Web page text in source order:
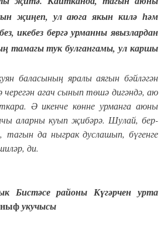
җиңеп, ул аюга якын килә һәм
икебез бергә урманны явызлардан
тамагы тук булгангамы, ул каршы
баласының яралы аягын бәйләгән
агач сынып төшә дигәндә, аю
Ә икенче көнне урманга аюны
аларны куып җибәрә. Шулай, бер-
тагын да ныграк дуслашып, бүгенге
ди.
Бистәсе районы Күгәрчен урта
укучысы